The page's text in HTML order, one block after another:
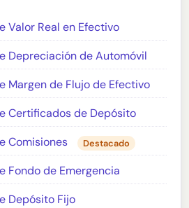
Valor Real en Efectivo
Depreciación de Automóvil
Margen de Flujo de Efectivo
Certificados de Depósito
Comisiones
Destacado
Fondo de Emergencia
Depósito Fijo